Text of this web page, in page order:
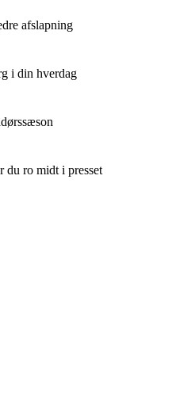
afslapning
i din hverdag
du ro midt i presset